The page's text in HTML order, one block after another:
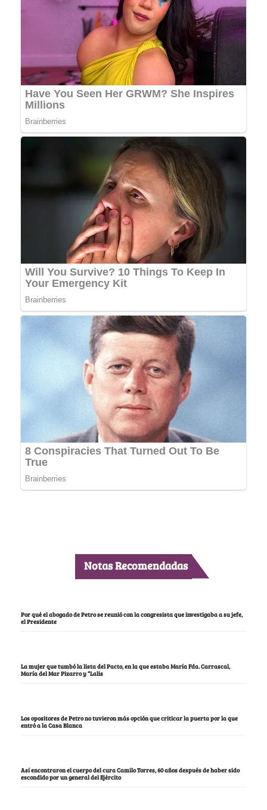
Notas Recomendadas
Por qué el abogado de Petro se reunió con la congresista que investigaba a su jefe,
el Presidente
La mujer que tumbó la lista del Pacto, en la que estaba María Fda. Carrascal,
María del Mar Pizarro y “Lalis
Los opositores de Petro no tuvieron más opción que criticar la puerta por la que
entró a la Casa Blanca
Así encontraron el cuerpo del cura Camilo Torres, 60 años después de haber sido
escondido por un general del Ejército